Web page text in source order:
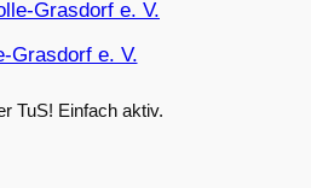
Grasdorf e. V.
TuS! Einfach aktiv.